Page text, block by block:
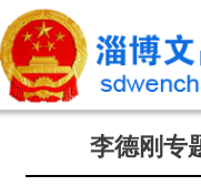
李德刚专